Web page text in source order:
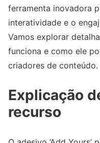
ferramenta inovadora
interatividade e o
Vamos explorar
funciona e como ele
criadores de conteúdo.
Explicação
recurso